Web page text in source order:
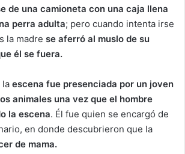
de una camioneta con una caja llena
perra adulta; pero cuando intenta irse
la madre se aferró al muslo de su
él se fuera.
la escena fue presenciada por un joven
animales una vez que el hombre
la escena. Él fue quien se encargó de
en donde descubrieron que la
de mama.